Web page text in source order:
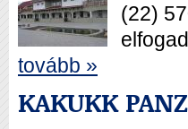
(22)
tovább »
KAKUKK